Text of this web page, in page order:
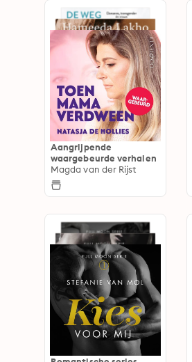
Aangrijpende
waargebeurde verhalen
Magda van der Rijst